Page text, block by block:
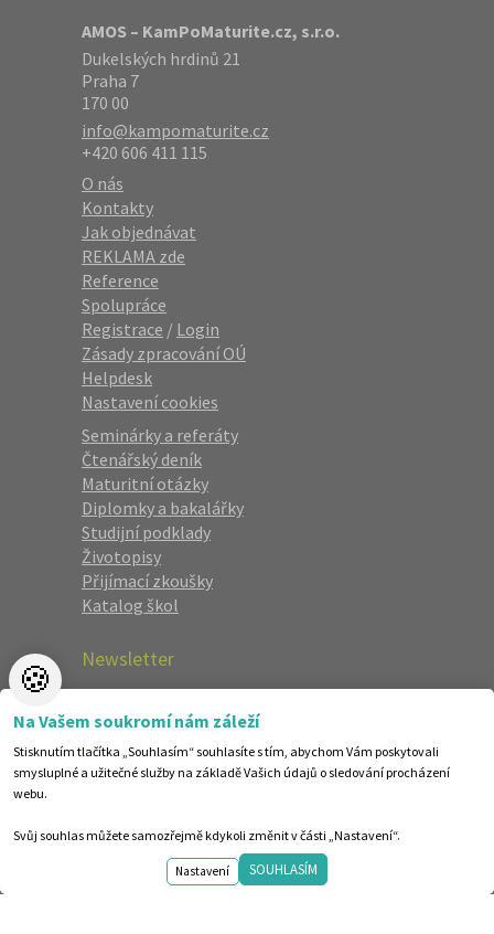
AMOS – KamPoMaturite.cz, s.r.o.
Dukelských hrdinů 21
Praha 7
170 00
info@kampomaturite.cz
+420 606 411 115
O nás
Kontakty
Jak objednávat
REKLAMA zde
Reference
Spolupráce
Registrace / Login
Zásady zpracování OÚ
Helpdesk
Nastavení cookies
Seminárky a referáty
Čtenářský deník
Maturitní otázky
Diplomky a bakalářky
Studijní podklady
Životopisy
Přijímací zkoušky
Katalog škol
Newsletter
nabídky jako první.
🍪
Na Vašem soukromí nám záleží
Stisknutím tlačítka „Souhlasím“ souhlasíte s tím, abychom Vám poskytovali
smysluplné a užitečné služby na základě Vašich údajů o sledování procházení
webu.
Svůj souhlas můžete samozřejmě kdykoli změnit v části „Nastavení“.
Nastavení SOUHLASÍM